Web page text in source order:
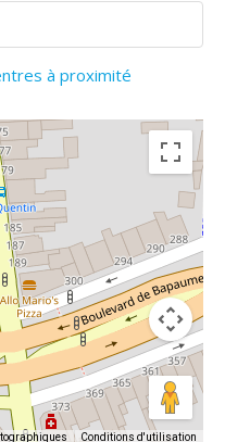
à proximité
Conditions d'utilisation